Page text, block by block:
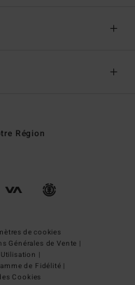
Région
de cookies
Générales de Vente |
|
de Fidélité |
Cookies